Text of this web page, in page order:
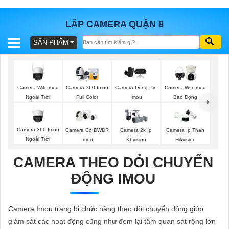
LẮP CAMERA QUẬN 8
BÁO
TRỌN
GÓI
SẢN
LẮP
SẢN PHẨM
Camera Wifi Imou
Ngoài Trời
Camera 360 Imou
Full Color
Camera Dùng Pin
Imou
Camera Wifi Imou
Báo Động
Camera 360 Imou
Ngoài Trời
Camera Có DWDR
Imou
Camera 2k Ip
Kbvision
Camera Ip Thân
Hikvision
CAMERA THEO DỎI CHUYỂN
ĐỘNG IMOU
Camera Imou trang bị chức năng theo dõi chuyển động giúp
giám sát các hoạt động cũng như đem lại tầm quan sát rộng lớn